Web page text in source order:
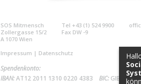
SOS Mitmensch
Zollergasse 15/2
A 1070 Wien
Tel +43 (1) 524 9900
Fax DW -9
Impressum | Datenschutz
Spendenkonto:
IBAN:AT12 2011 1310 0220 4383 BIC: